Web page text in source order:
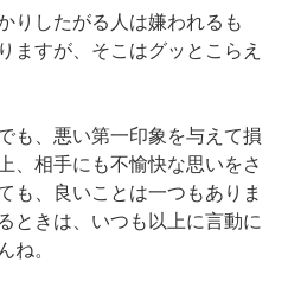
りしたがる人は嫌われるも
ますが、そこはグッとこらえ
も、悪い第一印象を与えて損
、相手にも不愉快な思いをさ
も、良いことは一つもありま
ときは、いつも以上に言動に
ね。